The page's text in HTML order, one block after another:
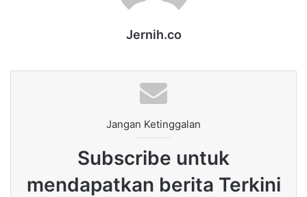
Jernih.co
Jangan Ketinggalan
Subscribe untuk
mendapatkan berita Terkini